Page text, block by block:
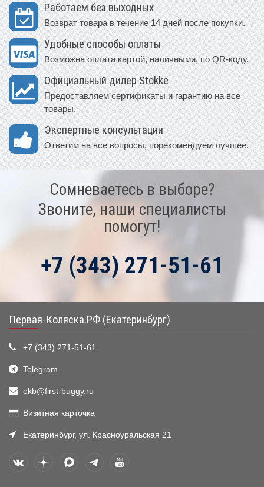
Работаем без выходных
Возврат товара в течение 14 дней после покупки.
Удобные способы оплаты
Возможна оплата картой, наличными, по QR-коду.
Официальный дилер Stokke
Предоставляем сертификаты и гарантию на все
товары.
Экспертные консультации
Ответим на все вопросы, порекомендуем лучшее.
Сомневаетесь в выборе?
Звоните, наши специалисты
помогут!
+7 (343) 271-51-61
Первая-Коляска.РФ (Екатеринбург)
+7 (343) 271-51-61
Telegram
ekb@first-buggy.ru
Визитная карточка
Екатеринбург, ул. Красноуральская 21